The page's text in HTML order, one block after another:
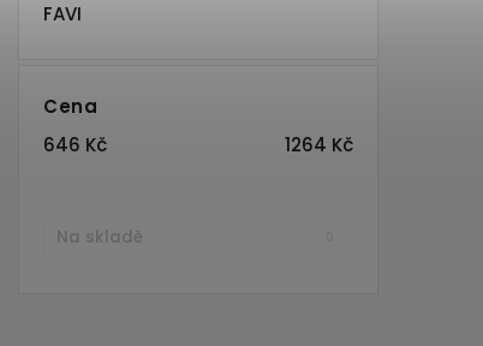
FAVI
Cena
646 Kč 1264 Kč
Na skladě